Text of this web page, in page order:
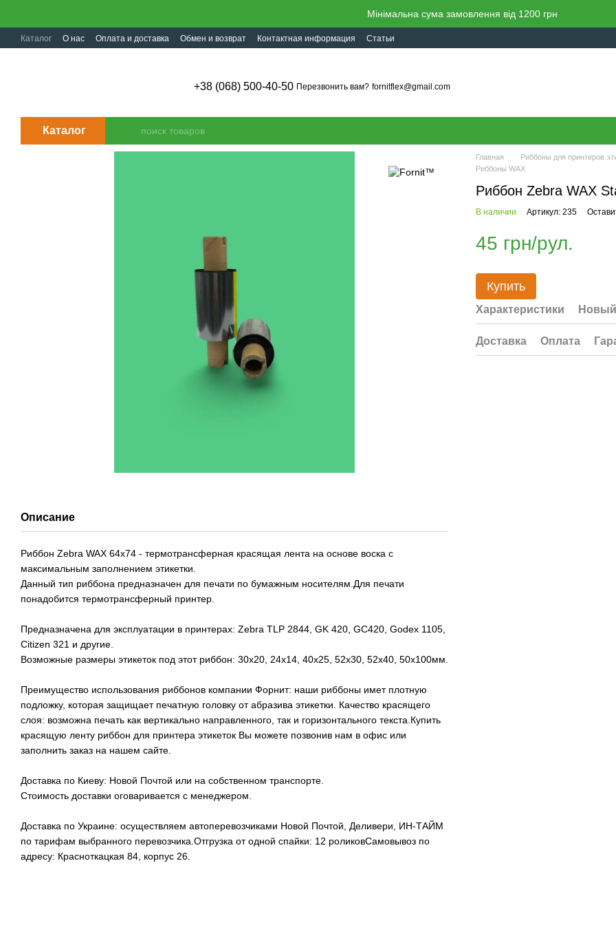
Мінімальна сума замовлення від 1200 грн
Каталог О нас Оплата и доставка Обмен и возврат Контактная информация Статьи
+38 (068) 500-40-50 Перезвонить вам? fornitflex@gmail.com
Каталог
Описание
Риббон Zebra WAX 64х74 - термотрансферная красящая лента на основе воска с
максимальным заполнением этикетки.
Данный тип риббона предназначен для печати по бумажным носителям.Для печати
понадобится термотрансферный принтер.
Предназначена для эксплуатации в принтерах: Zebra TLP 2844, GK 420, GC420, Godex 1105,
Citizen 321 и другие.
Возможные размеры этикеток под этот риббон: 30х20, 24х14, 40х25, 52х30, 52х40, 50х100мм.
Преимущество использования риббонов компании Форнит: наши риббоны имет плотную
подложку, которая защищает печатную головку от абразива этикетки. Качество красящего
слоя: возможна печать как вертикально направленного, так и горизонтального текста.Купить
красящую ленту риббон для принтера этикеток Вы можете позвонив нам в офис или
заполнить заказ на нашем сайте.
Доставка по Киеву: Новой Почтой или на собственном транспорте.
Стоимость доставки оговаривается с менеджером.
Доставка по Украине: осуществляем автоперевозчиками Новой Почтой, Деливери, ИН-ТАЙМ
по тарифам выбранного перевозчика.Отгрузка от одной спайки: 12 роликовСамовывоз по
адресу: Красноткацкая 84, корпус 26.
Главная
Риббоны для принтеров
Риббоны WAX
Риббон Zebra WAX
В наличии Артикул: 235
45 грн/рул.
Купить
Характеристики
Доставка Оплата